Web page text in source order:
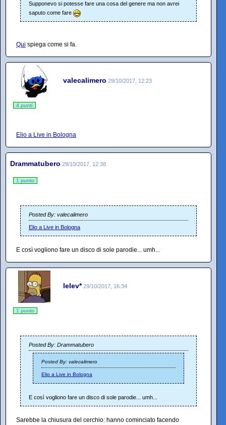
Supponevo si potesse fare una cosa del genere ma non avrei
saputo come fare
Qui spiega come si fa.
valecalimero 29/10/2017, 12:23
4 punti
Elio a Live in Bologna
Drammatubero 29/10/2017, 12:38
1 punto
Posted By: valecalimero
Elio a Live in Bologna
E così vogliono fare un disco di sole parodie... umh...
lelev* 29/10/2017, 16:34
1 punto
Posted By: Drammatubero
Posted By: valecalimero
Elio a Live in Bologna
E così vogliono fare un disco di sole parodie... umh...
Sarebbe la chiusura del cerchio: hanno cominciato facendo